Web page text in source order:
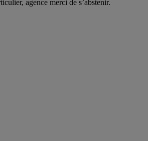
agence merci de s’abstenir.